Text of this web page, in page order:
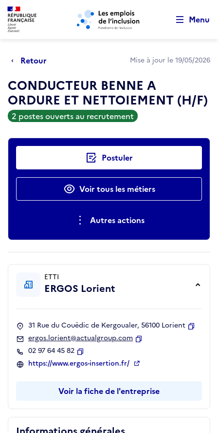
Aller au menu principal Aller au contenu principal
Menu
Retour Mise à jour le 19/05/2026
CONDUCTEUR BENNE A
ORDURE ET NETTOIEMENT (H/F)
2 postes ouverts au recrutement
Actions rapides Postuler
Voir tous les métiers
Autres actions
ETTI
ERGOS Lorient
31 Rue du Couëdic de Kergoualer, 56100 Lorient
ergos.lorient@actualgroup.com
02 97 64 45 82
Copier
https://www.ergos-insertion.fr/
Voir la fiche de l'entreprise
Retour au début de la page
Panneau de gestion des cookies